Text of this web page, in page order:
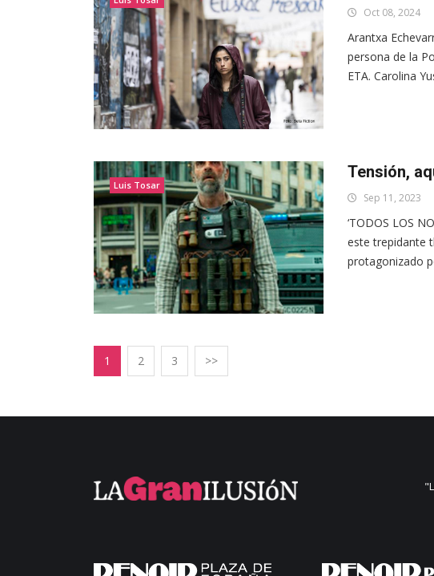
Oct 08, 2024
Arantxa
persona de la
ETA. Carolina
Luis Tosar
Tensión,
Sep 11, 2023
‘TODOS LOS
este trepidante
protagonizado
1 2 3 >>